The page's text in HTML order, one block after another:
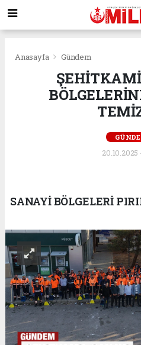
Anasayfa Gündem
20.10.2025
SANAYİ BÖLGELERİ